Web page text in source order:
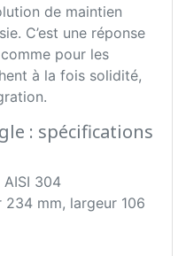
de maintien
C’est une réponse
pour les
à la fois solidité,
: spécifications
304
234 mm, largeur 106